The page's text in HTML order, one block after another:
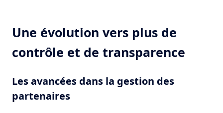
Une évolution vers plus de
contrôle et de transparence
Les avancées dans la gestion des
partenaires